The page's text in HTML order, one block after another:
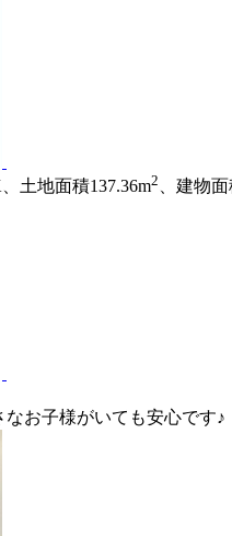
土地面積137.36m2 、建物
お子様がいても安心です♪